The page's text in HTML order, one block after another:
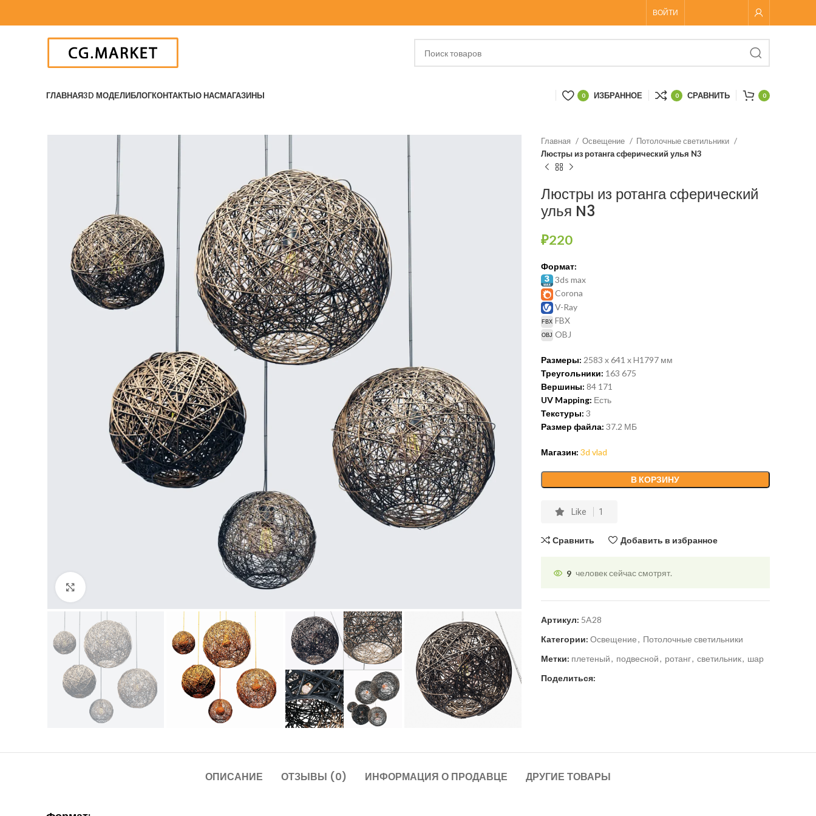
ВОЙТИ
ГЛАВНАЯ3D МОДЕЛИБЛОГКОНТАКТЫО НАСМАГАЗИНЫ 0 ИЗБРАННОЕ 0 СРАВНИТЬ 0
Главная Освещение
Потолочные светильники
Люстры из ротанга сферический улья N3
Люстры из ротанга сферический
улья N3
₽220
Формат:
3ds max
Corona
V-Ray
FBX
OBJ
Размеры: 2583 x 641 x H1797 мм
Треугольники: 163 675
Вершины: 84 171
UV Mapping: Есть
Текстуры: 3
Размер файла: 37.2 МБ
Магазин: 3d vlad
В КОРЗИНУ
Like 1
Сравнить Добавить в избранное
9 человек сейчас смотрят.
Артикул: 5A28
Категории: Освещение, Потолочные светильники
Метки: плетеный, подвесной, ротанг, светильник, шар
Поделиться:
ОПИСАНИЕ ОТЗЫВЫ (0) ИНФОРМАЦИЯ О ПРОДАВЦЕ ДРУГИЕ ТОВАРЫ